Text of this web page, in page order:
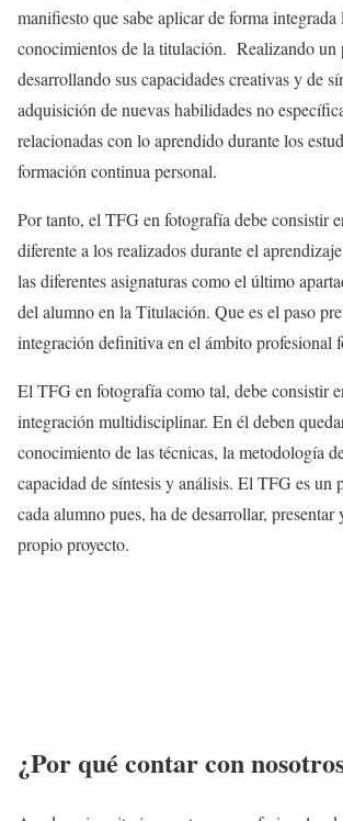
manifiesto que sabe aplicar de forma integrada
conocimientos de la titulación. Realizando un
desarrollando sus capacidades creativas y de
adquisición de nuevas habilidades no
relacionadas con lo aprendido durante los
formación continua personal.
Por tanto, el TFG en fotografía debe consistir
diferente a los realizados durante el
las diferentes asignaturas como el último
del alumno en la Titulación. Que es el paso
integración definitiva en el ámbito profesional
El TFG en fotografía como tal, debe consistir
integración multidisciplinar. En él deben
conocimiento de las técnicas, la metodología
capacidad de síntesis y análisis. El TFG es un
cada alumno pues, ha de desarrollar, presentar
propio proyecto.
¿Por qué contar con